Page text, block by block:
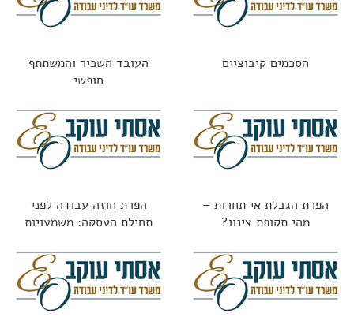
הסכמים קיבוציים
העובד השכיר והמשתתף
חופשי
הפרת הגבלת אי תחרות –
מהי תקופת צינון?
הפרת חוזה עבודה לפני
תחילת העסקה: משמעויות